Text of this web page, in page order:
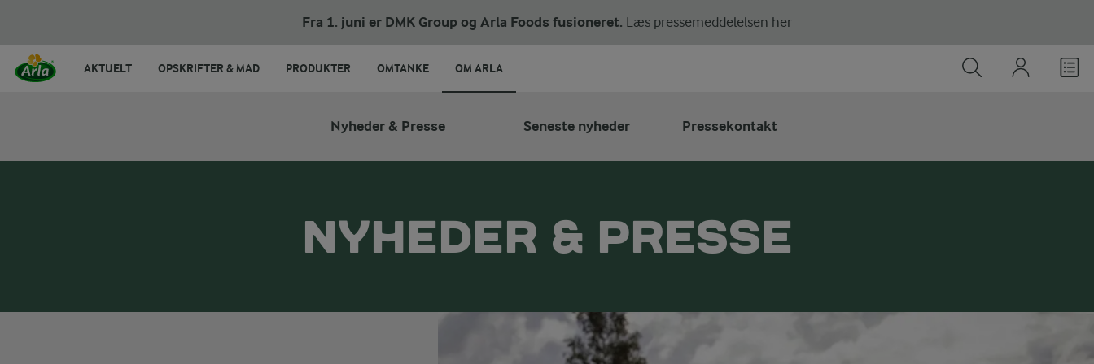
Fra 1. juni er DMK Group og Arla Foods fusioneret. Læs pressemeddelelsen her
AKTUELT OPSKRIFTER & MAD PRODUKTER OMTANKE OM ARLA
Nyheder & Presse Seneste nyheder Pressekontakt
NYHEDER & PRESSE